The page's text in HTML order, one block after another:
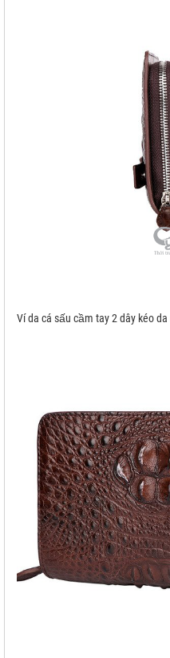
Ví da cá sấu cầm tay 2 dây kéo